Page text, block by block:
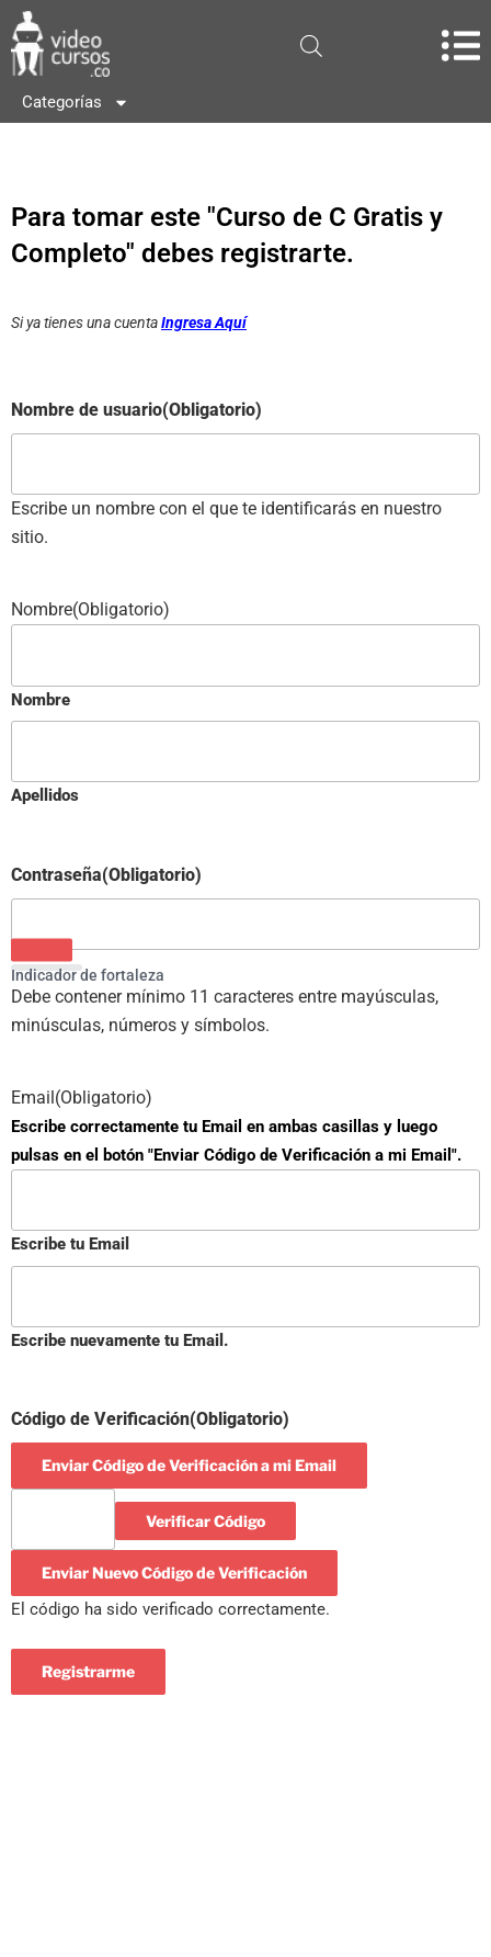
Categorías
Para tomar este "Curso de C Gratis y
Completo" debes registrarte.
Si ya tienes una cuentaIngresa Aquí
Nombre de usuario(Obligatorio)
Escribe un nombre con el que te identificarás en nuestro
sitio.
Nombre(Obligatorio)
Nombre
Apellidos
Contraseña(Obligatorio)
Indicador de fortaleza
Debe contener mínimo 11 caracteres entre mayúsculas,
minúsculas, números y símbolos.
Email(Obligatorio)
Escribe correctamente tu Email en ambas casillas y luego
pulsas en el botón "Enviar Código de Verificación a mi Email".
Escribe tu Email
Escribe nuevamente tu Email.
Código de Verificación(Obligatorio)
Enviar Código de Verificación a mi Email
Verificar Código
Enviar Nuevo Código de Verificación
El código ha sido verificado correctamente.
Registrarme